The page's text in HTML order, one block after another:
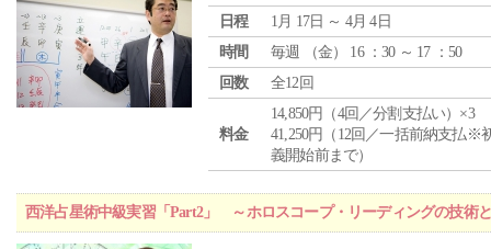
日程
1月 17日 ～ 4月 4日
時間
毎週 （金） 16 ：30 ～ 17 ：50
回数
全12回
料金
14,850円（4回／分割支払い）×3
41,250円（12回／一括前納支払※
義開始前まで）
西洋占星術中級実習「Part2」 ～ホロスコープ・リーディングの技術